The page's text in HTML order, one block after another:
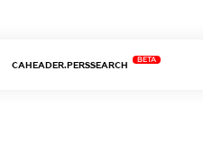
CAHEADER.PERSSEARCH
BETA